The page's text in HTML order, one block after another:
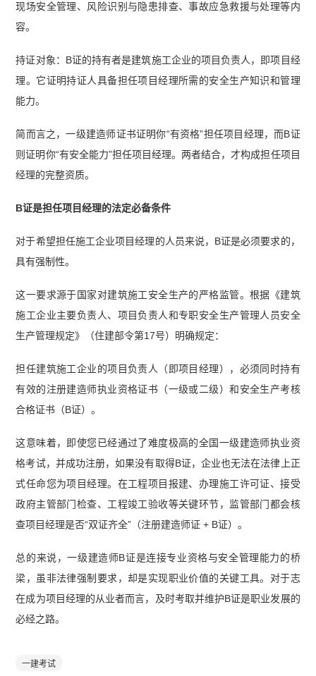
现场安全管理、风险识别与隐患排查、事故应急救援与处理等内
容。
持证对象：B证的持有者是建筑施工企业的项目负责人，即项目经
理。它证明持证人具备担任项目经理所需的安全生产知识和管理
能力。
简而言之，一级建造师证书证明你“有资格”担任项目经理，而B证
则证明你“有安全能力”担任项目经理。两者结合，才构成担任项目
经理的完整资质。
B证是担任项目经理的法定必备条件
对于希望担任施工企业项目经理的人员来说，B证是必须要求的，
具有强制性。
这一要求源于国家对建筑施工安全生产的严格监管。根据《建筑
施工企业主要负责人、项目负责人和专职安全生产管理人员安全
生产管理规定》（住建部令第17号）明确规定：
担任建筑施工企业的项目负责人（即项目经理），必须同时持有
有效的注册建造师执业资格证书（一级或二级）和安全生产考核
合格证书（B证）。
这意味着，即使您已经通过了难度极高的全国一级建造师执业资
格考试，并成功注册，如果没有取得B证，企业也无法在法律上正
式任命您为项目经理。在工程项目报建、办理施工许可证、接受
政府主管部门检查、工程竣工验收等关键环节，监管部门都会核
查项目经理是否“双证齐全”（注册建造师证 + B证）。
总的来说，一级建造师B证是连接专业资格与安全管理能力的桥
梁，虽非法律强制要求，却是实现职业价值的关键工具。对于志
在成为项目经理的从业者而言，及时考取并维护B证是职业发展的
必经之路。
一建考试